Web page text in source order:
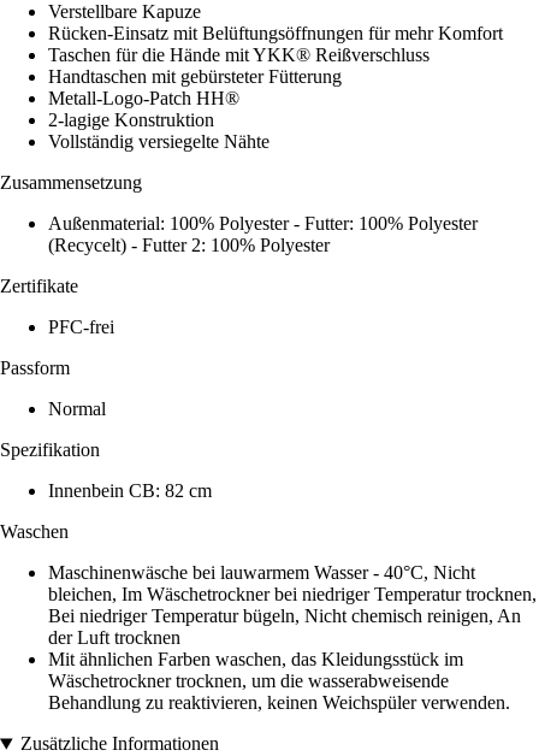
Verstellbare Kapuze
Rücken-Einsatz mit Belüftungsöffnungen für mehr Komfort
Taschen für die Hände mit YKK® Reißverschluss
Handtaschen mit gebürsteter Fütterung
Metall-Logo-Patch HH®
2-lagige Konstruktion
Vollständig versiegelte Nähte
Zusammensetzung
Außenmaterial: 100% Polyester - Futter: 100% Polyester
(Recycelt) - Futter 2: 100% Polyester
Zertifikate
PFC-frei
Passform
Normal
Spezifikation
Innenbein CB: 82 cm
Waschen
Maschinenwäsche bei lauwarmem Wasser - 40°C, Nicht
bleichen, Im Wäschetrockner bei niedriger Temperatur trocknen,
Bei niedriger Temperatur bügeln, Nicht chemisch reinigen, An
der Luft trocknen
Mit ähnlichen Farben waschen, das Kleidungsstück im
Wäschetrockner trocknen, um die wasserabweisende
Behandlung zu reaktivieren, keinen Weichspüler verwenden.
Zusätzliche Informationen